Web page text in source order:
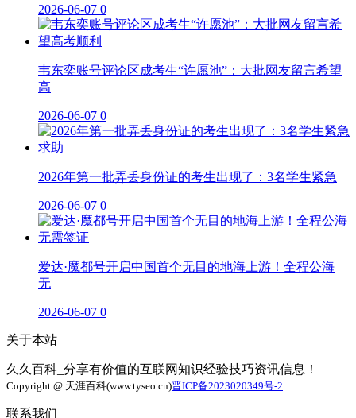
2026-06-07 0
韦东奕账号评论区成考生“许愿池”：大批网友留言希望
高
2026-06-07 0
2026年第一批弄丢身份证的考生出现了：3名学生紧急
2026-06-07 0
爱达·魔都号开启中国首个无目的地海上游！全程公海
无
2026-06-07 0
关于本站
久久百科_分享有价值的互联网知识经验技巧资讯信息！
Copyright @ 天涯百科(www.tyseo.cn)晋ICP备2023020349号-2
联系我们